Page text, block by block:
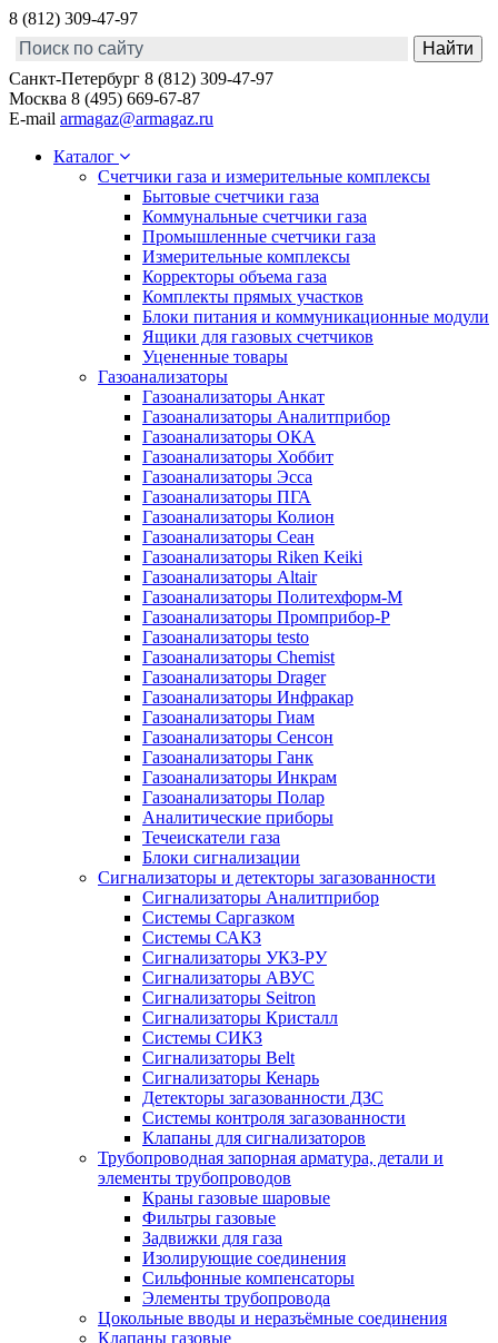
8 (812) 309-47-97
Санкт-Петербург 8 (812) 309-47-97
Москва 8 (495) 669-67-87
E-mail armagaz@armagaz.ru
Каталог
Счетчики газа и измерительные комплексы
Бытовые счетчики газа
Коммунальные счетчики газа
Промышленные счетчики газа
Измерительные комплексы
Корректоры объема газа
Комплекты прямых участков
Блоки питания и коммуникационные модули
Ящики для газовых счетчиков
Уцененные товары
Газоанализаторы
Газоанализаторы Анкат
Газоанализаторы Аналитприбор
Газоанализаторы ОКА
Газоанализаторы Хоббит
Газоанализаторы Эсса
Газоанализаторы ПГА
Газоанализаторы Колион
Газоанализаторы Сеан
Газоанализаторы Riken Keiki
Газоанализаторы Altair
Газоанализаторы Политехформ-М
Газоанализаторы Промприбор-Р
Газоанализаторы testo
Газоанализаторы Chemist
Газоанализаторы Drager
Газоанализаторы Инфракар
Газоанализаторы Гиам
Газоанализаторы Сенсон
Газоанализаторы Ганк
Газоанализаторы Инкрам
Газоанализаторы Полар
Аналитические приборы
Течеискатели газа
Блоки сигнализации
Сигнализаторы и детекторы загазованности
Сигнализаторы Аналитприбор
Системы Саргазком
Системы САКЗ
Сигнализаторы УКЗ-РУ
Сигнализаторы АВУС
Сигнализаторы Seitron
Сигнализаторы Кристалл
Системы СИКЗ
Сигнализаторы Belt
Сигнализаторы Кенарь
Детекторы загазованности ДЗС
Системы контроля загазованности
Клапаны для сигнализаторов
Трубопроводная запорная арматура, детали и
элементы трубопроводов
Краны газовые шаровые
Фильтры газовые
Задвижки для газа
Изолирующие соединения
Сильфонные компенсаторы
Элементы трубопровода
Цокольные вводы и неразъёмные соединения
Клапаны газовые